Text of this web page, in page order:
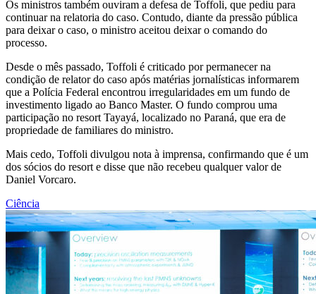
Os ministros também ouviram a defesa de Toffoli, que pediu para
continuar na relatoria do caso. Contudo, diante da pressão pública
para deixar o caso, o ministro aceitou deixar o comando do
processo.
Desde o mês passado, Toffoli é criticado por permanecer na
condição de relator do caso após matérias jornalísticas informarem
que a Polícia Federal encontrou irregularidades em um fundo de
investimento ligado ao Banco Master. O fundo comprou uma
participação no resort Tayayá, localizado no Paraná, que era de
propriedade de familiares do ministro.
Mais cedo, Toffoli divulgou nota à imprensa, confirmando que é um
dos sócios do resort e disse que não recebeu qualquer valor de
Daniel Vorcaro.
Ciência